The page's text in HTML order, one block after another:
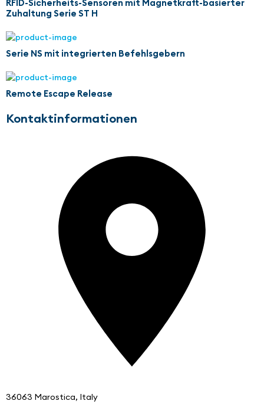
RFID-Sicherheits-Sensoren mit Magnetkraft-basierter
Zuhaltung Serie ST H
Serie NS mit integrierten Befehlsgebern
Remote Escape Release
Kontaktinformationen
36063 Marostica, Italy